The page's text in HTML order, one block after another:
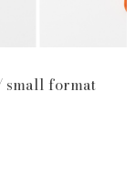
small format